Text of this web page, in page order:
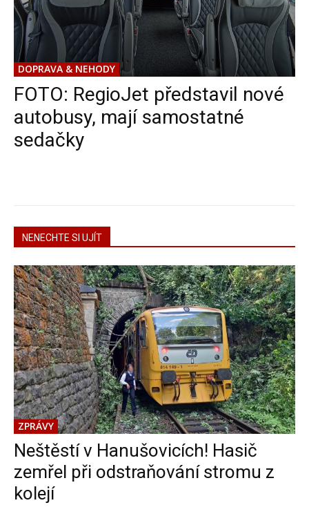
DOPRAVA & NEHODY
FOTO: RegioJet představil nové
autobusy, mají samostatné
sedačky
NENECHTE SI UJÍT
ZPRÁVY
Neštěstí v Hanušovicích! Hasič
zemřel při odstraňování stromu z
kolejí